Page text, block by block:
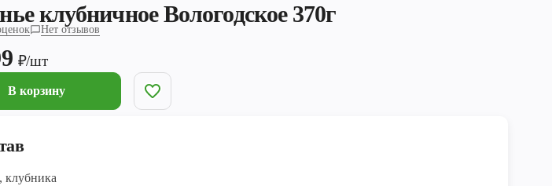
клубничное Вологодское 370г
Нет отзывов
₽/шт
В корзину
клубника